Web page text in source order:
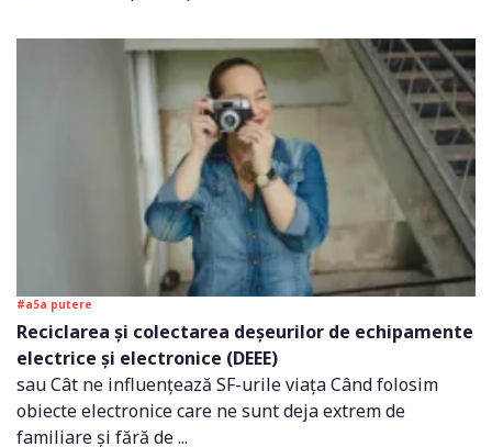
#a5a putere
Reciclarea și colectarea deșeurilor de echipamente
electrice și electronice (DEEE)
sau Cât ne influențează SF-urile viața Când folosim
obiecte electronice care ne sunt deja extrem de
familiare și fără de ...